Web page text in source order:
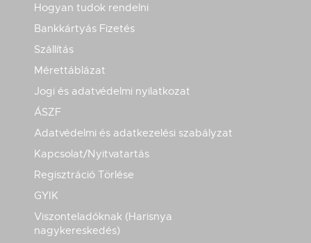
Hogyan tudok rendelni
Bankkártyás Fizetés
Szállítás
Mérettáblázat
Jogi és adatvédelmi nyilatkozat
ÁSZF
Adatvédelmi és adatkezelési szabályzat
Kapcsolat/Nyitvatartás
Regisztráció Törlése
GYIK
Viszonteladóknak (Harisnya
nagykereskedés)